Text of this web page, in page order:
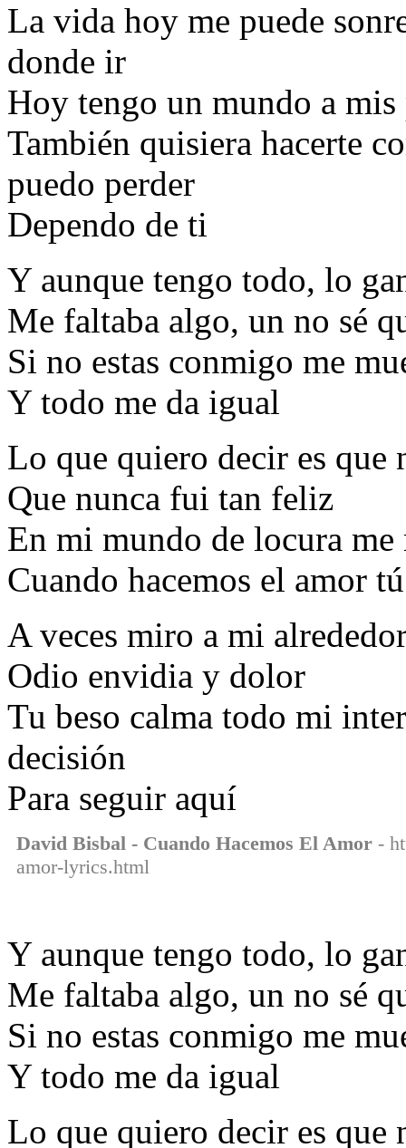
La vida hoy me puede
donde ir
Hoy tengo un mundo a mis
También quisiera hacerte
puedo perder
Dependo de ti
Y aunque tengo todo, lo
Me faltaba algo, un no sé
Si no estas conmigo me
Y todo me da igual
Lo que quiero decir es que
Que nunca fui tan feliz
En mi mundo de locura
Cuando hacemos el amor
A veces miro a mi
Odio envidia y dolor
Tu beso calma todo mi
decisión
Para seguir aquí
David Bisbal - Cuando Hacemos El Amor -
amor-lyrics.html
Y aunque tengo todo, lo
Me faltaba algo, un no sé
Si no estas conmigo me
Y todo me da igual
Lo que quiero decir es que